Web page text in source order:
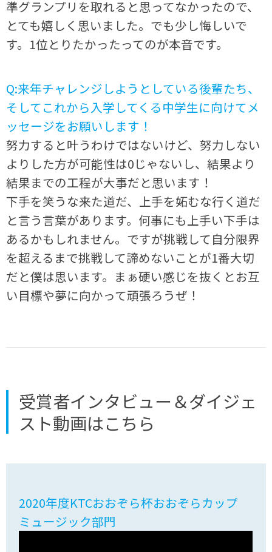
準グランプリを取れると思ってなかったので、
とても嬉しく思いました。でも少し悔しいで
す。1位とりたかったってのが本音です。
Q:来年チャレンジしようとしている後輩たち、
そしてこれから入学してくる中学生に向けてメ
ッセージをお願いします！
努力すると叶うわけではないけど、努力しない
よりした方が可能性は0じゃないし、結果より
結果までの工程が大事だと思います！
下手を笑うな来た道だ、上手を妬むな行く道だ
と言う言葉があります。何事にも上手い下手は
あるかもしれません。ですが挑戦して自分限界
を超えるまで挑戦して諦めないことが1番大切
だと僕は思います。まぁ硬い感じを抜くとお互
い目標や夢に向かって頑張ろうぜ！
受賞者インタビュー＆ダイジェ
スト動画はこちら
2020年度KTCおおぞら杯おおぞらカップ
ミュージック部門